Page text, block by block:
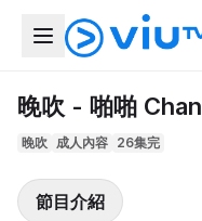
晚吹 - 啪啪
晚吹 成人內容 26集完
節目介紹